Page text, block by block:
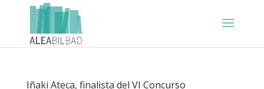
Iñaki Ateca, finalista del VI Concurso